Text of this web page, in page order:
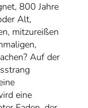
800 Jahre
Alt,
mitzureißen
Auf der
eine